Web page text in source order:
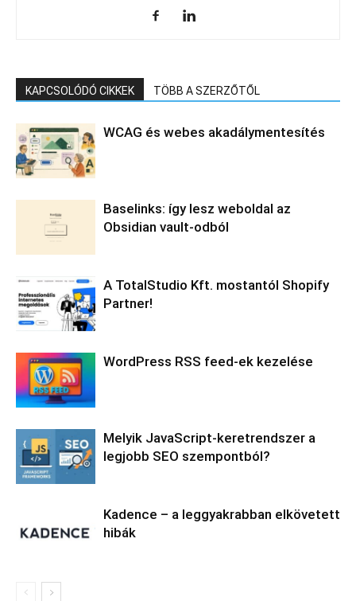
KAPCSOLÓDÓ CIKKEK TÖBB A SZERZŐTŐL
WCAG és webes akadálymentesítés
Baselinks: így lesz weboldal az
Obsidian vault-odból
A TotalStudio Kft. mostantól Shopify
Partner!
WordPress RSS feed-ek kezelése
Melyik JavaScript-keretrendszer a
legjobb SEO szempontból?
Kadence – a leggyakrabban elkövetett
hibák